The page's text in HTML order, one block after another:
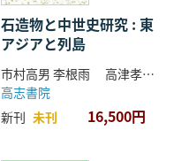
石造物と中世史研究 : 東
アジアと列島
市村高男 李根雨 高津孝 劉恒武 編
高志書院
新刊 未刊 16,500円